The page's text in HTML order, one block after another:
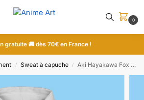
0
gratuite 🚚 dès 70€ en France !
/ Sweat à capuche / Aki Hayakawa Fox Devil Sign | Chainsaw Man | Sweat à capuche brodé